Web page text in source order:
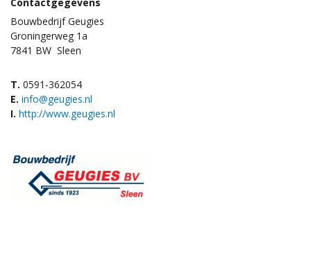
Bouwbedrijf Geugies
Groningerweg 1a
7841 BW Sleen
T. 0591-362054
E. info@geugies.nl
I. http://www.geugies.nl